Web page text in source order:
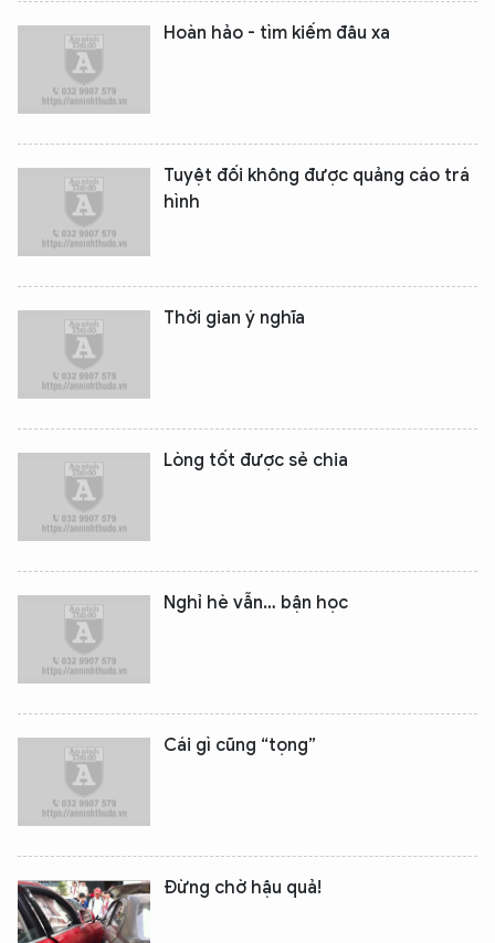
Hoàn hảo - tìm kiếm đâu xa
Tuyệt đối không được quảng cáo trá
hình
Thời gian ý nghĩa
Lòng tốt được sẻ chia
Nghỉ hè vẫn… bận học
Cái gì cũng “tọng”
Đừng chờ hậu quả!